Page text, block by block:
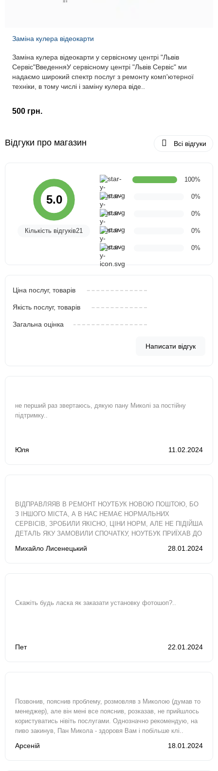
Заміна кулера відеокарти
Заміна кулера відеокарти у сервісному центрі "Львів
Сервіс"ВведенняУ сервісному центрі "Львів Сервіс" ми
надаємо широкий спектр послуг з ремонту комп'ютерної
техніки, в тому числі і заміну кулера віде..
500 грн.
Відгуки про магазин Всі відгуки
5.0
Кількість відгуків21
100%
0%
0%
0%
0%
Ціна послуг, товарів
Якість послуг, товарів
Загальна оцінка
Написати відгук
не перший раз звертаюсь, дякую пану Миколі за постійну
підтримку..
Юля 11.02.2024
ВІДПРАВЛЯЯВ В РЕМОНТ НОУТБУК НОВОЮ ПОШТОЮ, БО
З ІНШОГО МІСТА, А В НАС НЕМАЄ НОРМАЛЬНИХ
СЕРВІСІВ, ЗРОБИЛИ ЯКІСНО, ЦІНИ НОРМ, АЛЕ НЕ ПІДІЙША
ДЕТАЛЬ ЯКУ ЗАМОВИЛИ СПОЧАТКУ, НОУТБУК ПРИЇХАВ ДО
Михайло Лисенецький 28.01.2024
Скажіть будь ласка як заказати установку фотошоп?..
Пет 22.01.2024
Позвонив, пояснив проблему, розмовляв з Миколою (думав то
менеджер), але він мені все пояснив, розказав, не прийшлось
користуватись нівіть послугами. Однозначно рекомендую, на
пиво закинув, Пан Микола - здоровя Вам і побільше клі..
Арсеній 18.01.2024